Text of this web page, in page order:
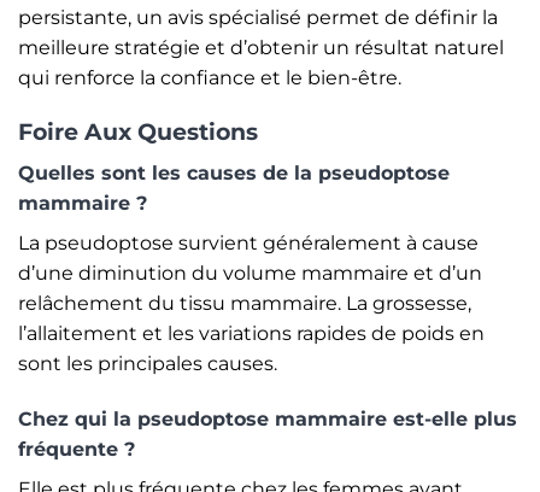
persistante, un avis spécialisé permet de définir la
meilleure stratégie et d’obtenir un résultat naturel
qui renforce la confiance et le bien-être.
Foire Aux Questions
Quelles sont les causes de la pseudoptose
mammaire ?
La pseudoptose survient généralement à cause
d’une diminution du volume mammaire et d’un
relâchement du tissu mammaire. La grossesse,
l’allaitement et les variations rapides de poids en
sont les principales causes.
Chez qui la pseudoptose mammaire est-elle plus
fréquente ?